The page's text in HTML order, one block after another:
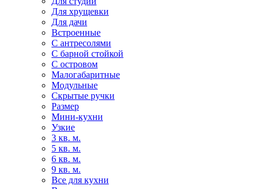
Для хрущевки
Для дачи
Встроенные
С антресолями
С барной стойкой
С островом
Малогабаритные
Модульные
Скрытые ручки
Размер
Мини-кухни
Узкие
3 кв. м.
5 кв. м.
6 кв. м.
9 кв. м.
Все для кухни